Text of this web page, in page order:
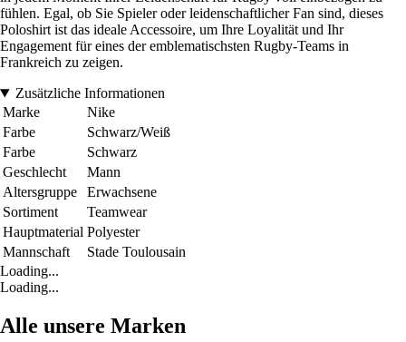
fühlen. Egal, ob Sie Spieler oder leidenschaftlicher Fan sind, dieses
Poloshirt ist das ideale Accessoire, um Ihre Loyalität und Ihr
Engagement für eines der emblematischsten Rugby-Teams in
Frankreich zu zeigen.
Zusätzliche Informationen
Marke
Nike
Farbe
Schwarz/Weiß
Farbe
Schwarz
Geschlecht
Mann
Altersgruppe
Erwachsene
Sortiment
Teamwear
Hauptmaterial Polyester
Mannschaft
Stade Toulousain
Loading...
Loading...
Alle unsere Marken